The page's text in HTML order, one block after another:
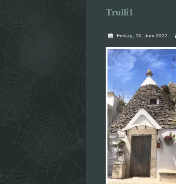
Trulli1
Freitag, 10. Juni 2022